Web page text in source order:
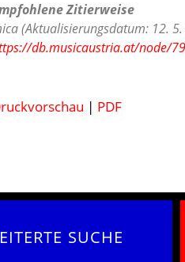
Zitierweise
(Aktualisierungsdatum: 12.
db.musicaustria.at/node/
| PDF
SUCHE